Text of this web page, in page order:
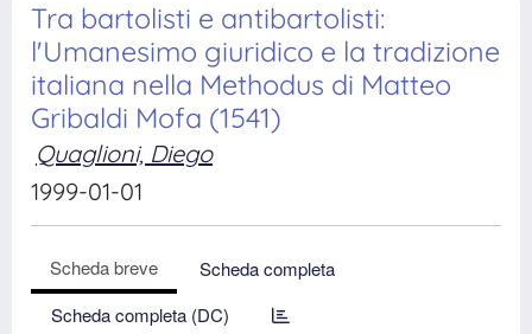
Tra bartolisti e antibartolisti:
l'Umanesimo giuridico e la tradizione
italiana nella Methodus di Matteo
Gribaldi Mofa (1541)
Quaglioni, Diego
1999-01-01
Scheda breve
Scheda completa
Scheda completa (DC)